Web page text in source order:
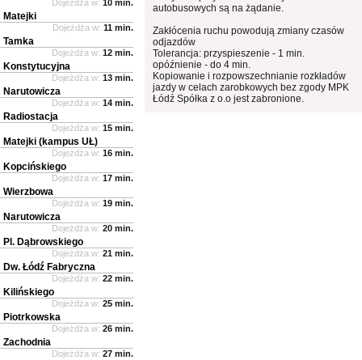
autobusowych są na żądanie.
Zakłócenia ruchu powodują zmiany czasów
odjazdów
Tolerancja: przyspieszenie - 1 min.
opóźnienie - do 4 min.
Kopiowanie i rozpowszechnianie rozkładów
jazdy w celach zarobkowych bez zgody MPK
Łódź Spółka z o.o jest zabronione.
Dojeżdża w: 10 min.
Matejki
Dojeżdża w: 11 min.
Tamka
Dojeżdża w: 12 min.
Konstytucyjna
Dojeżdża w: 13 min.
Narutowicza
Dojeżdża w: 14 min.
Radiostacja
Dojeżdża w: 15 min.
Matejki (kampus UŁ)
Dojeżdża w: 16 min.
Kopcińskiego
Dojeżdża w: 17 min.
Wierzbowa
Dojeżdża w: 19 min.
Narutowicza
Dojeżdża w: 20 min.
Pl. Dąbrowskiego
Dojeżdża w: 21 min.
Dw. Łódź Fabryczna
Dojeżdża w: 22 min.
Kilińskiego
Dojeżdża w: 25 min.
Piotrkowska
Dojeżdża w: 26 min.
Zachodnia
Dojeżdża w: 27 min.